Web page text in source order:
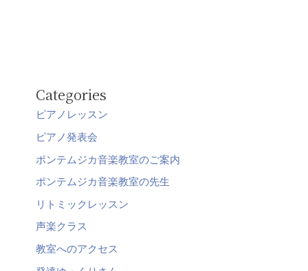
Categories
ピアノレッスン
ピアノ発表会
ポンテムジカ音楽教室のご案内
ポンテムジカ音楽教室の先生
リトミックレッスン
声楽クラス
教室へのアクセス